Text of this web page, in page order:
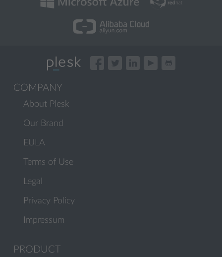
COMPANY
About Plesk
Our Brand
EULA
Terms of Use
Legal
Privacy Policy
Impressum
PRODUCT